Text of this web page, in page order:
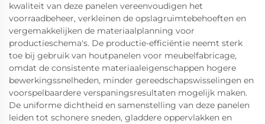
kwaliteit van deze panelen vereenvoudigen het
voorraadbeheer, verkleinen de opslagruimtebehoeften en
vergemakkelijken de materiaalplanning voor
productieschema's. De productie-efficiëntie neemt sterk
toe bij gebruik van houtpanelen voor meubelfabricage,
omdat de consistente materiaaleigenschappen hogere
bewerkingssnelheden, minder gereedschapswisselingen en
voorspelbaardere verspaningsresultaten mogelijk maken.
De uniforme dichtheid en samenstelling van deze panelen
leiden tot schonere sneden, gladdere oppervlakken en